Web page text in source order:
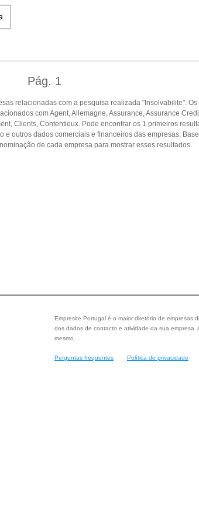
Pág. 1
relacionadas com a pesquisa realizada "Insolvabilite". Os
com Agent, Allemagne, Assurance, Assurance
Clients, Contentieux. Pode encontrar os 1 primeiros
e outros dados comerciais e financeiros das empresas.
de cada empresa para mostrar esses resultados.
Empresite Portugal é o maior diretório de empresas
dos dados de contacto e atividade da sua
mesmo.
Perguntas frequentes Política de privacidade